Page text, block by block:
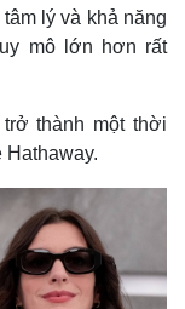
lý và khả năng
mô lớn hơn rất
thành một thời
Hathaway.